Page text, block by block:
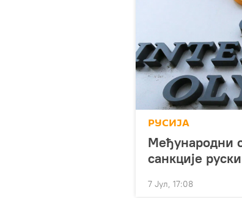
РУСИЈА
Meђународни
санкције
7 Јул, 17:08